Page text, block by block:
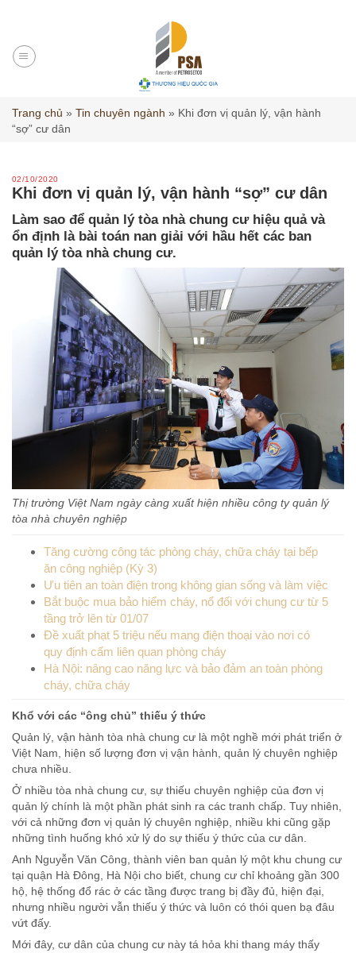
content
Trang chủ » Tin chuyên ngành » Khi đơn vị quản lý, vận hành
“sợ” cư dân
02/10/2020
Khi đơn vị quản lý, vận hành “sợ” cư dân
Làm sao để quản lý tòa nhà chung cư hiệu quả và
ổn định là bài toán nan giải với hầu hết các ban
quản lý tòa nhà chung cư.
Thị trường Việt Nam ngày càng xuất hiện nhiều công ty quản lý
tòa nhà chuyên nghiệp
Tăng cường công tác phòng cháy, chữa cháy tại bếp
ăn công nghiệp (Kỳ 3)
Ưu tiên an toàn điện trong không gian sống và làm việc
Bắt buộc mua bảo hiểm cháy, nổ đối với chung cư từ 5
tầng trở lên từ 01/07
Đề xuất phạt 5 triệu nếu mang điện thoại vào nơi có
quy định cấm liên quan phòng cháy
Hà Nội: nâng cao năng lực và bảo đảm an toàn phòng
cháy, chữa cháy
Khổ với các “ông chủ” thiếu ý thức
Quản lý, vận hành tòa nhà chung cư là một nghề mới phát triển ở
Việt Nam, hiện số lượng đơn vị vận hành, quản lý chuyên nghiệp
chưa nhiều.
Ở nhiều tòa nhà chung cư, sự thiếu chuyên nghiệp của đơn vị
quản lý chính là một phần phát sinh ra các tranh chấp. Tuy nhiên,
với cả những đơn vị quản lý chuyên nghiệp, nhiều khi cũng gặp
những tình huống khó xử lý do sự thiếu ý thức của cư dân.
Anh Nguyễn Văn Công, thành viên ban quản lý một khu chung cư
tại quận Hà Đông, Hà Nội cho biết, chung cư chỉ khoảng gần 300
hộ, hệ thống đổ rác ở các tầng được trang bị đầy đủ, hiện đại,
nhưng nhiều người vẫn thiếu ý thức và luôn có thói quen bạ đâu
vứt đấy.
Mới đây, cư dân của chung cư này tá hỏa khi thang máy thấy